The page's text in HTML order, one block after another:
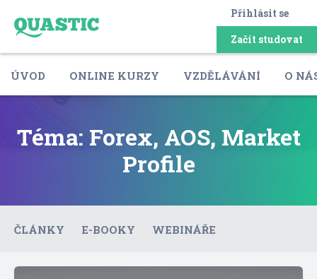
Přihlásit se
Začít studovat
ÚVOD ONLINE KURZY VZDĚLÁVÁNÍ O
Téma: Forex, AOS, Market
Profile
ČLÁNKY E-BOOKY WEBINÁŘE